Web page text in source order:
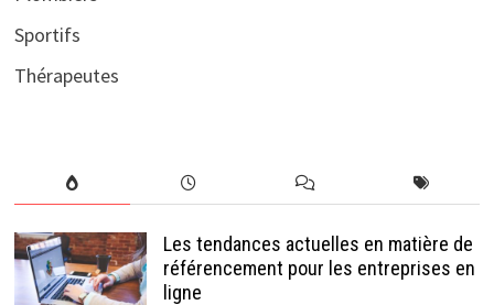
Sportifs
Thérapeutes
Les tendances actuelles en matière de
référencement pour les entreprises en
ligne